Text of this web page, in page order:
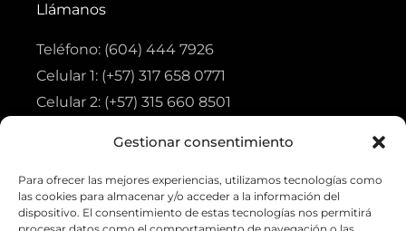
Gestionar consentimiento
Para ofrecer las mejores experiencias, utilizamos tecnologías como
las cookies para almacenar y/o acceder a la información del
dispositivo. El consentimiento de estas tecnologías nos permitirá
Llámanos
Teléfono: (604) 444 7926
Celular 1: (+57) 317 658 0771
Celular 2: (+57) 315 660 8501
Tienda
Ofertas